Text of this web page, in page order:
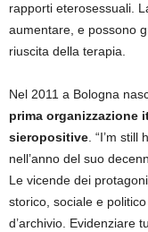
rapporti eterosessuali.
aumentare, e possono
riuscita della terapia.
Nel 2011 a Bologna
prima organizzazione
sieropositive. “I’m still
nell’anno del suo
Le vicende dei
storico, sociale e
d’archivio. Evidenziare